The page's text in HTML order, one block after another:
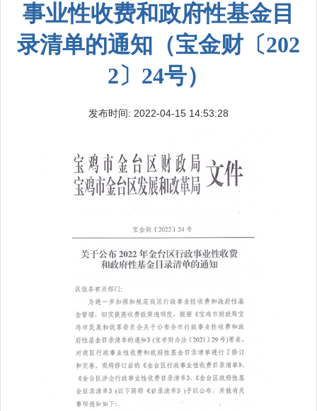
事业性收费和政府性基金目
录清单的通知（宝金财〔202
2〕24号）
发布时间: 2022-04-15 14:53:28